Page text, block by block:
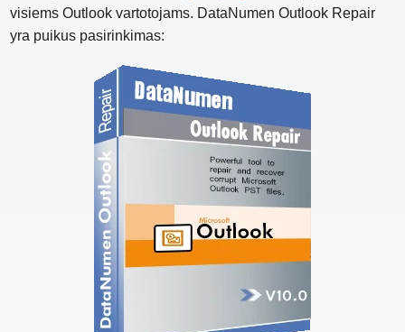
visiems Outlook vartotojams. DataNumen Outlook Repair
yra puikus pasirinkimas: